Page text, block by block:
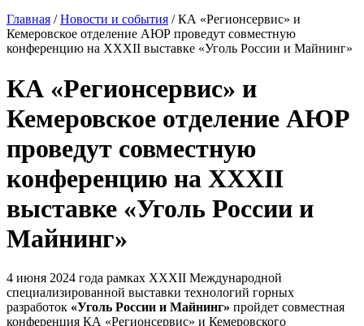
Главная /Новости и события /КА «Регионсервис» и
Кемеровское отделение АЮР проведут совместную
конференцию на XXXII выставке «Уголь России и Майнинг»
КА «Регионсервис» и
Кемеровское отделение АЮР
проведут совместную
конференцию на XXXII
выставке «Уголь России и
Майнинг»
4 июня 2024 года рамках XXXII Международной
специализированной выставки технологий горных
разработок «Уголь России и Майнинг» пройдет совместная
конференция КА «Регионсервис» и Кемеровского